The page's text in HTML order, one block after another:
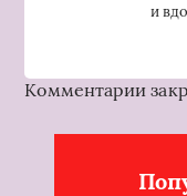
и
Комментарии